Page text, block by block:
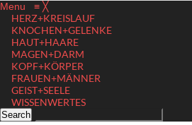
Menu ≡ ╳
HERZ+KREISLAUF
KNOCHEN+GELENKE
HAUT+HAARE
MAGEN+DARM
KOPF+KÖRPER
FRAUEN+MÄNNER
GEIST+SEELE
WISSENWERTES